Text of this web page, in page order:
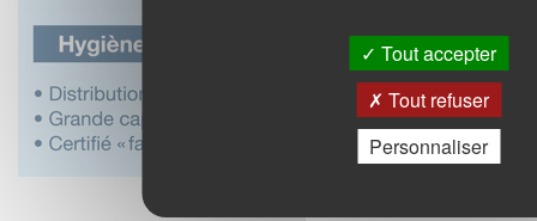
Tout accepter
Tout refuser
Personnaliser